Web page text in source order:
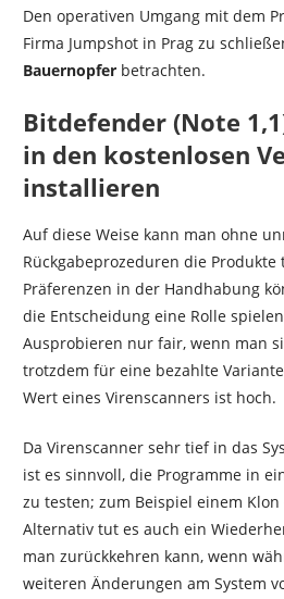
Den operativen Umgang mit dem
Firma Jumpshot in Prag zu
Bauernopferbetrachten.
Bitdefender (Note
in den kostenlosen
installieren
Auf diese Weise kann man ohne
Rückgabeprozeduren die
Präferenzen in der Handhabung
die Entscheidung eine Rolle
Ausprobieren nur fair, wenn man
trotzdem für eine bezahlte
Wert eines Virenscanners ist hoch.
Da Virenscanner sehr tief in das
ist es sinnvoll, die Programme in
zu testen; zum Beispiel einem Klon
Alternativ tut es auch ein
man zurückkehren kann, wenn
weiteren Änderungen am System